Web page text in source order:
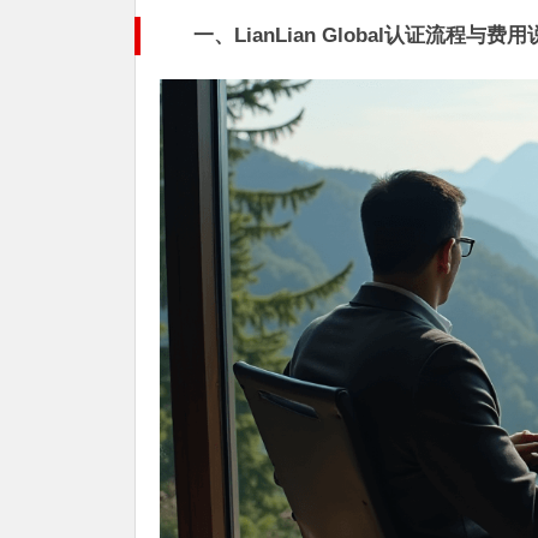
一、LianLian Global认证流程与费用